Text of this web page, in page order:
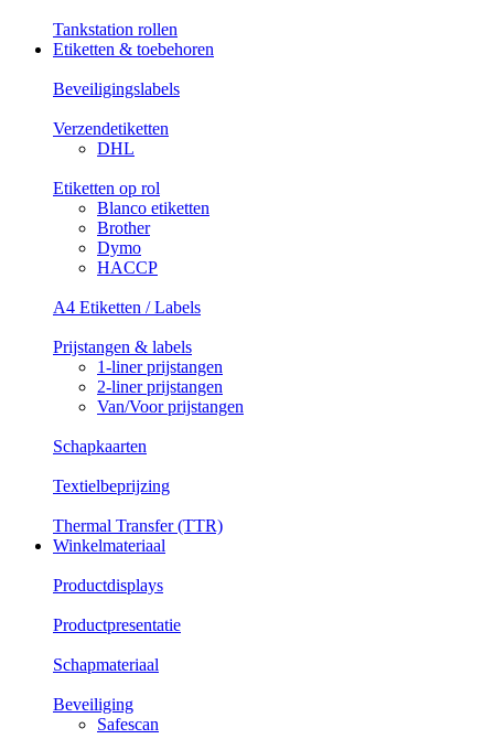
Tankstation rollen
Etiketten & toebehoren
Beveiligingslabels
Verzendetiketten
DHL
Etiketten op rol
Blanco etiketten
Brother
Dymo
HACCP
A4 Etiketten / Labels
Prijstangen & labels
1-liner prijstangen
2-liner prijstangen
Van/Voor prijstangen
Schapkaarten
Textielbeprijzing
Thermal Transfer (TTR)
Winkelmateriaal
Productdisplays
Productpresentatie
Schapmateriaal
Beveiliging
Safescan